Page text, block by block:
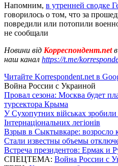
Напомним, в утренней сводке
говорилось о том, что за
повредили или потопили
не сообщали
Новини від Корреспондент.net
наш канал https://t.me/
Читайте Korrespondent.net в
Война России с Украиной
Провал сезона: Москва будет
турсектора Крыма
У Сухопутних військах зробили
Інтернаціональних легіонів
Взрыв в Сыктывкаре: возросло
Стали известны объемы
Встреча президентов: Ермак и
СПЕЦТЕМА: Война России с